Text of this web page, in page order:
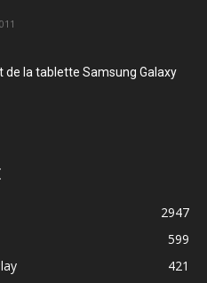
de la tablette Samsung Galaxy
2947
599
421